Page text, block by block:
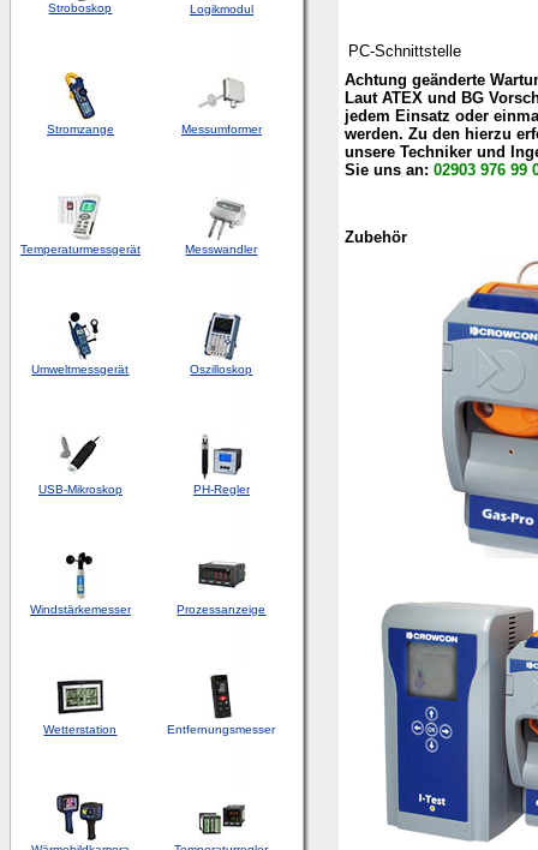
Stroboskop Logikmodul
Stromzange Messumformer
Temperaturmessgerät Messwandler
Umweltmessgerät Oszilloskop
USB-Mikroskop PH-Regler
Windstärkemesser Prozessanzeige
Wetterstation Entfernungsmesser
PC-Schnittstelle
Achtung geänderte
Laut ATEX und BG
jedem Einsatz oder
werden. Zu den hierzu
unsere Techniker und
Sie uns an: 02903 976 99
Zubehör